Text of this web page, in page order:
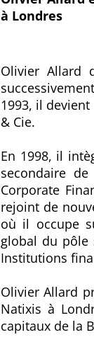
à Londres
Olivier Allard
1993, il
& Cie.
En 1998, il
secondaire
Corporate
rejoint de
où il occupe
global du pôle
Institutions
Olivier Allard
Natixis à
capitaux de la